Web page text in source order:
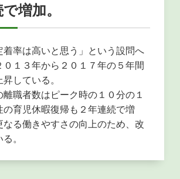
増加。
着率は高いと思う」という設問へ
０１３年から２０１７年の５年間
している。
離職者数はピーク時の１０分の１
の育児休暇復帰も２年連続で増
なる働きやすさの向上のため、改
。